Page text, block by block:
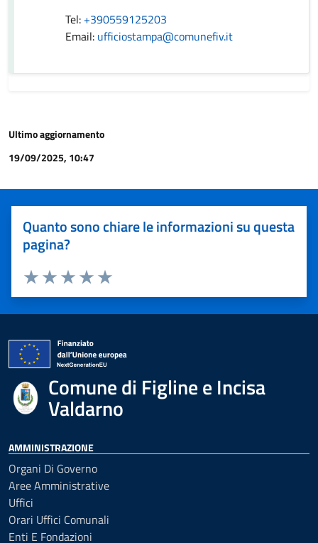
Tel: +390559125203
Email: ufficiostampa@comunefiv.it
Ultimo aggiornamento
19/09/2025, 10:47
Quanto sono chiare le informazioni su questa
pagina?
Valuta 5 stelle su 5
Valuta 4 stelle su 5
Valuta 3 stelle su 5
Valuta 2 stelle su 5
Valuta 1 stelle su 5
Comune di Figline e Incisa
Valdarno
AMMINISTRAZIONE
Organi Di Governo
Aree Amministrative
Uffici
Orari Uffici Comunali
Enti E Fondazioni